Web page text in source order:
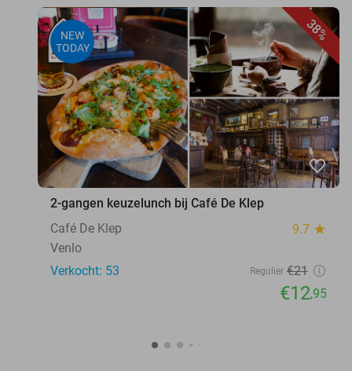
38%
NEW
TODAY
favorite_border
2-gangen keuzelunch bij Café De Klep
Café De Klep
9.7 star
Venlo
Verkocht: 53
Regulier €21
€12,95